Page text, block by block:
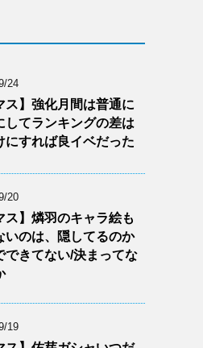
24
ス】強化月間は普通に
してランキングの差は
にすれば良イベだった
20
ス】燐羽のキャラ絵も
いのは、隠してるのか
できてない/決まってな
19